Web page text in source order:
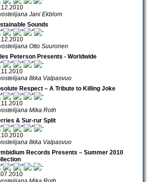
Jani Ekblom
Sounds
Otto Suuronen
Peterson Presents - Worldwide
Ilkka Valpasvuo
Respect – A Tribute to Killing Joke
Mika Roth
& Sur-rur Split
Ilkka Valpasvuo
Records Presents – Summer 2010